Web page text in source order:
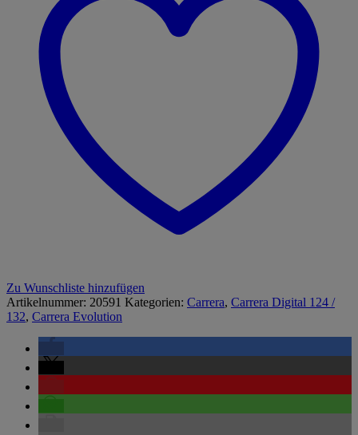
Zu Wunschliste hinzufügen
Artikelnummer: 20591 Kategorien: Carrera, Carrera Digital 124 /
132, Carrera Evolution